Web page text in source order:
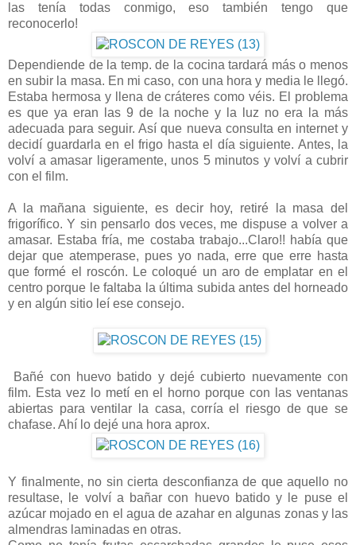
las tenía todas conmigo, eso también tengo que
reconocerlo!
Dependiende de la temp. de la cocina tardará más o menos
en subir la masa. En mi caso, con una hora y media le llegó.
Estaba hermosa y llena de cráteres como véis. El problema
es que ya eran las 9 de la noche y la luz no era la más
adecuada para seguir. Así que nueva consulta en internet y
decidí guardarla en el frigo hasta el día siguiente. Antes, la
volví a amasar ligeramente, unos 5 minutos y volví a cubrir
con el film.
A la mañana siguiente, es decir hoy, retiré la masa del
frigorífico. Y sin pensarlo dos veces, me dispuse a volver a
amasar. Estaba fría, me costaba trabajo...Claro!! había que
dejar que atemperase, pues yo nada, erre que erre hasta
que formé el roscón. Le coloqué un aro de emplatar en el
centro porque le faltaba la última subida antes del horneado
y en algún sitio leí ese consejo.
Bañé con huevo batido y dejé cubierto nuevamente con
film. Esta vez lo metí en el horno porque con las ventanas
abiertas para ventilar la casa, corría el riesgo de que se
chafase. Ahí lo dejé una hora aprox.
Y finalmente, no sin cierta desconfianza de que aquello no
resultase, le volví a bañar con huevo batido y le puse el
azúcar mojado en el agua de azahar en algunas zonas y las
almendras laminadas en otras.